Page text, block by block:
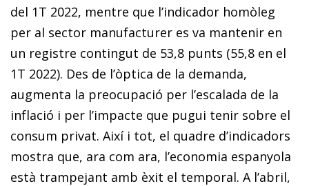
del 1T 2022, mentre que l’indicador homòleg
per al sector manufacturer es va mantenir en
un registre contingut de 53,8 punts (55,8 en el
1T 2022). Des de l’òptica de la demanda,
augmenta la preocupació per l’escalada de la
inflació i per l’impacte que pugui tenir sobre el
consum privat. Així i tot, el quadre d’indicadors
mostra que, ara com ara, l’economia espanyola
està trampejant amb èxit el temporal. A l’abril,